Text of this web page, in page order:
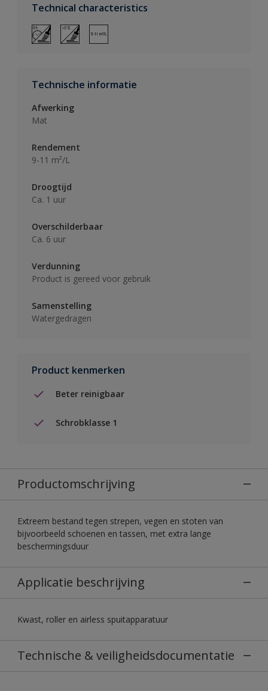
Technical characteristics
Technische informatie
Afwerking
Mat
Rendement
9-11 m²/L
Droogtijd
Ca. 1 uur
Overschilderbaar
Ca. 6 uur
Verdunning
Product is gereed voor gebruik
Samenstelling
Watergedragen
Product kenmerken
Beter reinigbaar
Schrobklasse 1
Productomschrijving
Extreem bestand tegen strepen, vegen en stoten van
bijvoorbeeld schoenen en tassen, met extra lange
beschermingsduur
Applicatie beschrijving
Kwast, roller en airless spuitapparatuur
Technische & veiligheidsdocumentatie